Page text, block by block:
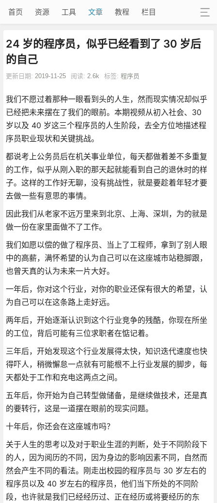
首页 资源 工具 文章 教程 栏目
24 岁的程序员，似乎已经看到了 30 岁后
的自己
更新日期: 2019-11-25 阅读: 2.6k 标签: 程序员
我们不愿过着那种一眼看到头的人生，然而现实情况却似乎
已经把未来摆在了我们的眼前。本期视频从初入社会、30
岁以及 40 岁这三个程序员的人生阶段，去全方位地描述程
序员职业现状和关键挑战。
都说考上公务员后在机关事业单位，每天都做着差不多重复
的工作，似乎从刚入职的那天起就能看到自己的退休时的样
子。这样的工作好无聊，没有挑战性，就是要趁着年轻才要
去做一些有意思的事情。
因此我们从老家不远万里来到北京、上海、深圳，为的就是
做一份在家里面做不了工作。
我们如愿以偿的做了程序员、当上了工程师，拿到了别人眼
中的高薪，满怀希望的认为自己可以在这座城市站稳脚跟，
也曾天真的认为未来一片大好。
一年后，你对这个行业，对你的职业还保有很大的希望，认
为自己可以在这条路上走好远。
两年后，开始逐渐认识到这个行业竞争的残酷，你现在所坐
的工位，背后可能有三位求职者在惦记着。
三年后，开始发现这个行业发展得太快，知识迭代速度也快
得吓人，稍微懈怠一点就有可能根不上行业发展的脚步，每
天都处于工作和充电这两点之间。
五年后，你开始为自己转型做储备，是继续做技术，还是真
的要转行，这是一道摆在眼前的现实问题。
十年后，你还会在这座城市吗？
关于人生的思考以及对于职业生涯的判断，处于不同阶段下
的人，因为阅历的不同，因为身边的影响因素不同，自然而
然会产生不同的看法。刚走出校园的程序员与 30 岁左右的
程序员以及 40 岁左右的程序员，他们当下所处的不同阶
段，也许就是我们已经经历过、正在经历或将要经历的东